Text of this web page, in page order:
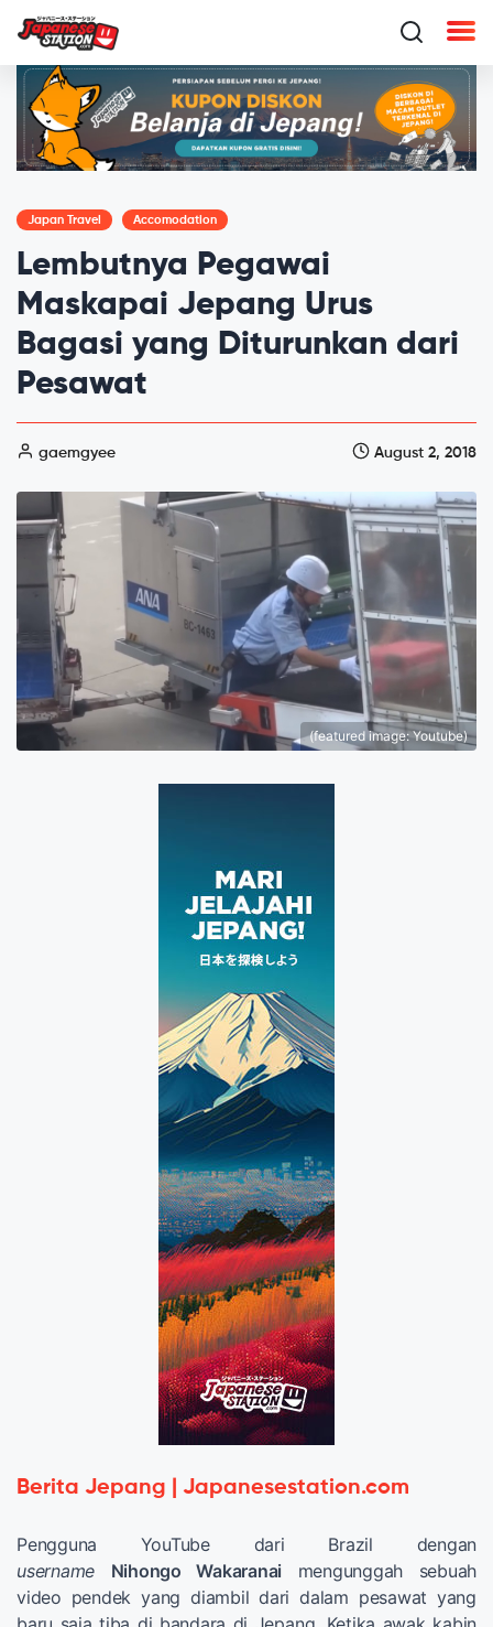
Japan Travel Accomodation
Lembutnya Pegawai
Maskapai Jepang Urus
Bagasi yang Diturunkan dari
Pesawat
gaemgyee August 2, 2018
(featured image: Youtube)
Berita Jepang | Japanesestation.com
Pengguna YouTube dari Brazil dengan
username
Nihongo Wakaranai mengunggah sebuah
video pendek yang diambil dari dalam pesawat yang